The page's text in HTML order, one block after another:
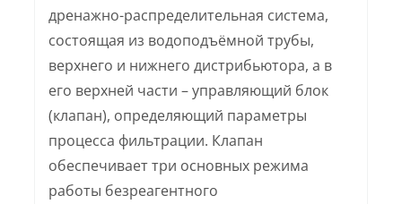
дренажно-распределительная система,
состоящая из водоподъёмной трубы,
верхнего и нижнего дистрибьютора, а в
его верхней части – управляющий блок
(клапан), определяющий параметры
процесса фильтрации. Клапан
обеспечивает три основных режима
работы безреагентного